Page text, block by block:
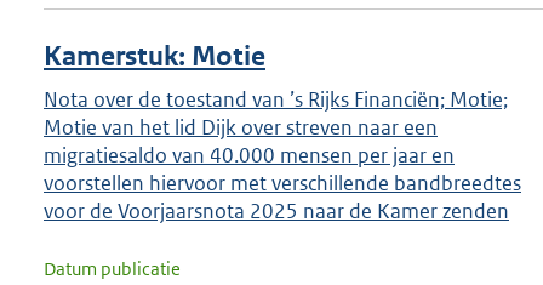
Kamerstuk: Motie
Nota over de toestand van ’s Rijks Financiën; Motie;
Motie van het lid Dijk over streven naar een
migratiesaldo van 40.000 mensen per jaar en
voorstellen hiervoor met verschillende bandbreedtes
voor de Voorjaarsnota 2025 naar de Kamer zenden
Datum publicatie